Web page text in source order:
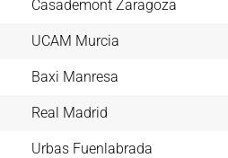
Casademont Zaragoza
UCAM Murcia
Baxi Manresa
Real Madrid
Urbas Fuenlabrada